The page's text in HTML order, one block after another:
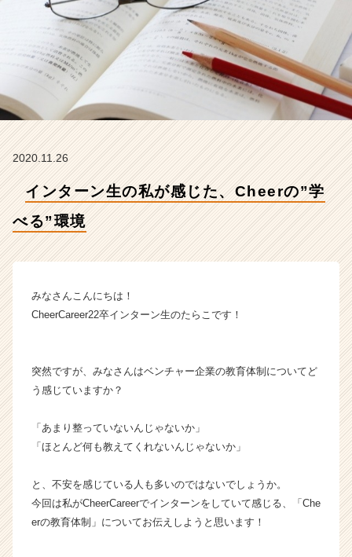
社
h
の
タ
イ
ン】
成
業
ウ
が
届
く
2020.11.26
インターン生の私が感じた、Cheerの”学
べる”環境
みなさんこんにちは！
CheerCareer22卒インターン生のたらこです！
突然ですが、みなさんはベンチャー企業の教育体制についてど
う感じていますか？
「あまり整っていないんじゃないか」
「ほとんど何も教えてくれないんじゃないか」
と、不安を感じている人も多いのではないでしょうか。
今回は私がCheerCareerでインターンをしていて感じる、「Che
erの教育体制」についてお伝えしようと思います！